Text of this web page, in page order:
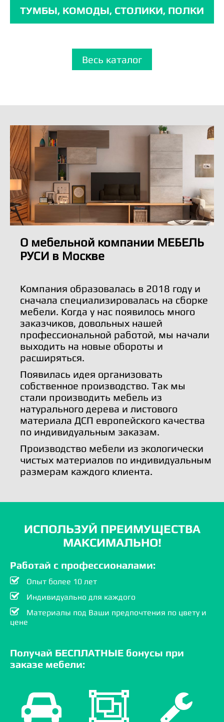
ТУМБЫ, КОМОДЫ, СТОЛИКИ, ПОЛКИ
Весь каталог
О мебельной компании МЕБЕЛЬ
РУСИ в Москве
Компания образовалась в 2018 году и
сначала специализировалась на сборке
мебели. Когда у нас появилось много
заказчиков, довольных нашей
профессиональной работой, мы начали
выходить на новые обороты и
расширяться.
Появилась идея организовать
собственное производство. Так мы
стали производить мебель из
натурального дерева и листового
материала ДСП европейского качества
по индивидуальным заказам.
Производство мебели из экологически
чистых материалов по индивидуальным
размерам каждого клиента.
ИСПОЛЬЗУЙ ПРЕИМУЩЕСТВА
МАКСИМАЛЬНО!
Работай с профессионалами:
Опыт более 10 лет
Индивидуально для каждого
Материалы под Ваши предпочтения по цвету и
цене
Получай БЕСПЛАТНЫЕ бонусы при
заказе мебели: